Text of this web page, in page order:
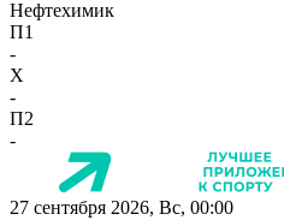
Нефтехимик
П1
-
X
-
П2
-
27 сентября 2026, Вс, 00:00